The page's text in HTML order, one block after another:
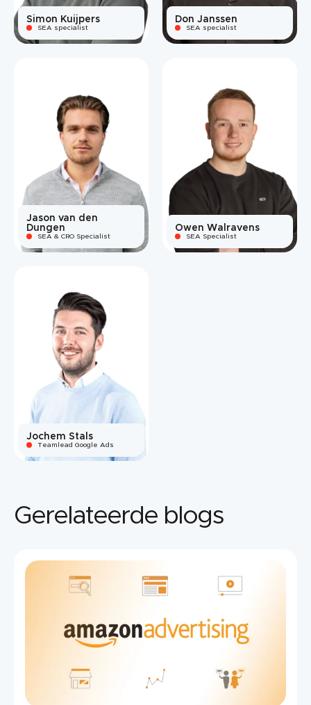
Simon Kuijpers
SEA specialist
Don Janssen
SEA specialist
Jason van den
Dungen
SEA & CRO Specialist
Owen Walravens
SEA Specialist
Jochem Stals
Teamlead Google Ads
Gerelateerde blogs